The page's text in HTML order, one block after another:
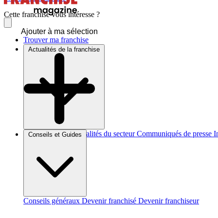
Trouver ma franchise
Actualités de la franchise
Brèves et actus Actualités du secteur Communiqués de presse
Conseils et Guides
Conseils généraux Devenir franchisé Devenir franchiseur
Cette franchise vous intéresse ?
Ajouter à ma sélection